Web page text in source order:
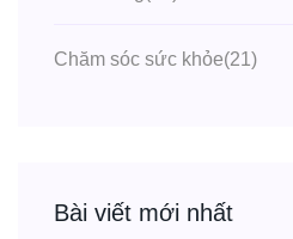
Chăm sóc sức khỏe(21)
Bài viết mới nhất